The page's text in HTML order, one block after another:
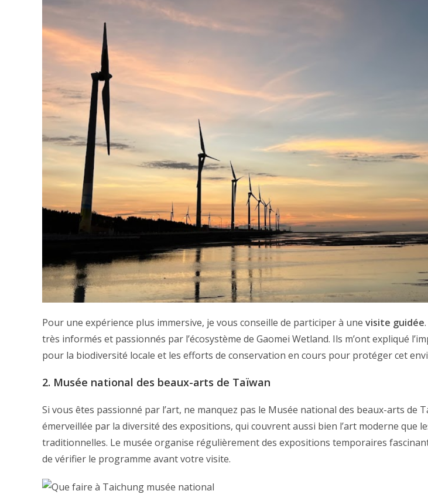
Pour une expérience plus immersive, je vous conseille de participer à une visite guidée
très informés et passionnés par l’écosystème de Gaomei Wetland. Ils m’ont expliqué
pour la biodiversité locale et les efforts de conservation en cours pour protéger cet
2. Musée national des beaux-arts de Taïwan
Si vous êtes passionné par l’art, ne manquez pas le Musée national des beaux-arts de
émerveillée par la diversité des expositions, qui couvrent aussi bien l’art moderne que
traditionnelles. Le musée organise régulièrement des expositions temporaires
de vérifier le programme avant votre visite.